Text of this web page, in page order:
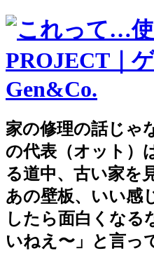
家の修理の話じゃ
の代表（オット）
る道中、古い家を
あの壁板、いい感
したら面白くなる
いねえ〜」と言っ